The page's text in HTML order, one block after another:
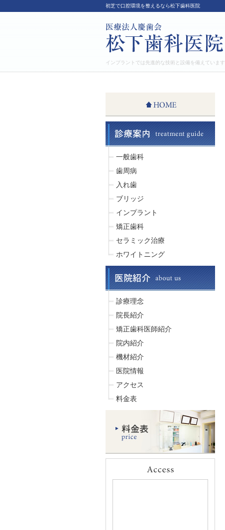
初芝で口腔環境を整えるなら松下歯科医院
インプラントでは先進的な技術と設備を備えています
一般歯科
歯周病
入れ歯
ブリッジ
インプラント
矯正歯科
セラミック治療
ホワイトニング
診療理念
院長紹介
矯正歯科医師紹介
院内紹介
機材紹介
医院情報
アクセス
料金表